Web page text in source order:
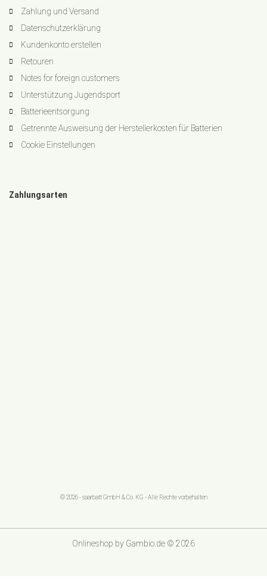
Zahlung und Versand
Datenschutzerklärung
Kundenkonto erstellen
Retouren
Notes for foreign customers
Unterstützung Jugendsport
Batterieentsorgung
Getrennte Ausweisung der Herstellerkosten für Batterien
Cookie Einstellungen
Zahlungsarten
© 2026 - saarbatt GmbH & Co. KG - Alle Rechte vorbehalten
Onlineshop by Gambio.de © 2026